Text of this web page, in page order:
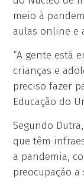
meio à
aulas online e
“A gente está
crianças e
preciso fazer
Educação do
Segundo
que têm
a pandemia,
preocupação